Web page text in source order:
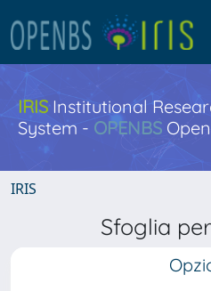
IRISInstitutional
System - OPENBS
IRIS
Sfoglia